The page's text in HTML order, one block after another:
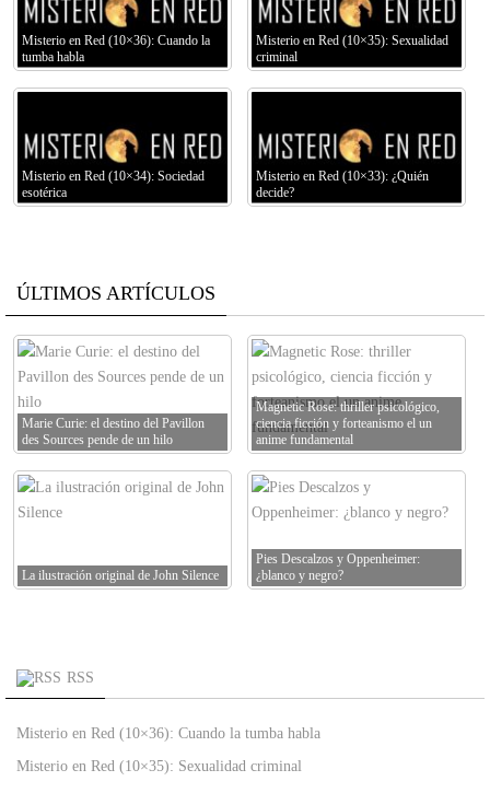
Misterio en Red (10×36): Cuando la
tumba habla
Misterio en Red (10×35): Sexualidad
criminal
Misterio en Red (10×34): Sociedad
esotérica
Misterio en Red (10×33): ¿Quién
decide?
ÚLTIMOS ARTÍCULOS
Marie Curie: el destino del Pavillon
des Sources pende de un hilo
Magnetic Rose: thriller psicológico,
ciencia ficción y forteanismo el un
anime fundamental
La ilustración original de John Silence
Pies Descalzos y Oppenheimer:
¿blanco y negro?
RSS
Misterio en Red (10×36): Cuando la tumba habla
Misterio en Red (10×35): Sexualidad criminal